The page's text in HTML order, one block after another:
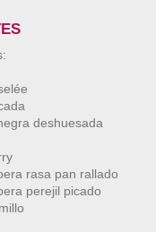
deshuesada
rasa pan rallado
perejil picado